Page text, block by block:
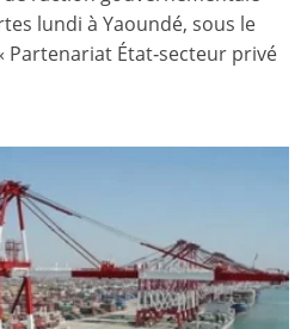
lundi à Yaoundé, sous le
Partenariat État‑secteur privé